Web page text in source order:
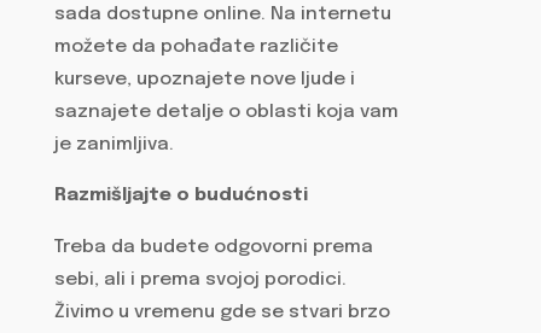
sada dostupne online. Na internetu
možete da pohađate različite
kurseve, upoznajete nove ljude i
saznajete detalje o oblasti koja vam
je zanimljiva.
Razmišljajte o budućnosti
Treba da budete odgovorni prema
sebi, ali i prema svojoj porodici.
Živimo u vremenu gde se stvari brzo